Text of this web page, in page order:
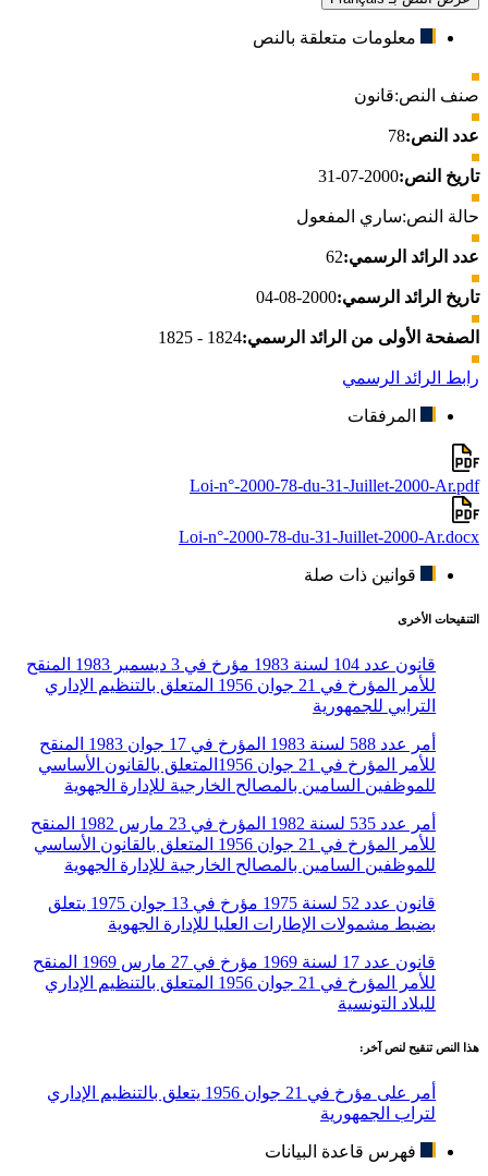
معلومات متعلقة بالنص
صنف النص:قانون
عدد النص:78
تاريخ النص:2000-07-31
حالة النص:ساري المفعول
عدد الرائد الرسمي:62
تاريخ الرائد الرسمي:2000-08-04
الصفحة الأولى من الرائد الرسمي:1824 - 1825
رابط الرائد الرسمي
المرفقات
Loi-n°-2000-78-du-31-Juillet-2000-Ar.pdf
Loi-n°-2000-78-du-31-Juillet-2000-Ar.docx
قوانين ذات صلة
التنقيحات الأخرى
قانون عدد 104 لسنة 1983 مؤرخ في 3 ديسمبر 1983 المنقح
للأمر المؤرخ في 21 جوان 1956 المتعلق بالتنظيم الإداري
الترابي للجمهورية
أمر عدد 588 لسنة 1983 المؤرخ في 17 جوان 1983 المنقح
للأمر المؤرخ في 21 جوان 1956المتعلق بالقانون الأساسي
للموظفين السامين بالمصالح الخارجية للإدارة الجهوية
أمر عدد 535 لسنة 1982 المؤرخ في 23 مارس 1982 المنقح
للأمر المؤرخ في 21 جوان 1956 المتعلق بالقانون الأساسي
للموظفين السامين بالمصالح الخارجية للإدارة الجهوية
قانون عدد 52 لسنة 1975 مؤرخ في 13 جوان 1975 يتعلق
بضبط مشمولات الإطارات العليا للإدارة الجهوية
قانون عدد 17 لسنة 1969 مؤرخ في 27 مارس 1969 المنقح
للأمر المؤرخ في 21 جوان 1956 المتعلق بالتنظيم الإداري
للبلاد التونسية
هذا النص تنقيح لنص آخر:
أمر على مؤرخ في 21 جوان 1956 يتعلق بالتنظيم الإداري
لتراب الجمهورية
فهرس قاعدة البيانات